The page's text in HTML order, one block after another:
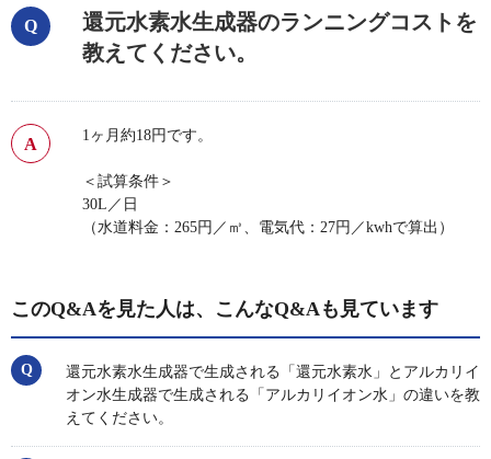
還元水素水生成器のランニングコストを
教えてください。
1ヶ月約18円です。
＜試算条件＞
30L／日
（水道料金：265円／㎥、電気代：27円／kwhで算出）
このQ&Aを見た人は、こんなQ&Aも見ています
還元水素水生成器で生成される「還元水素水」とアルカリイ
オン水生成器で生成される「アルカリイオン水」の違いを教
えてください。